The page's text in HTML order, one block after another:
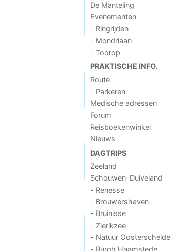
De Manteling
Evenementen
- Ringrijden
- Mondriaan
- Toorop
PRAKTISCHE INFO.
Route
- Parkeren
Medische adressen
Forum
Reisboekenwinkel
Nieuws
DAGTRIPS
Zeeland
Schouwen-Duiveland
- Renesse
- Brouwershaven
- Bruinisse
- Zierikzee
- Natuur Oosterschelde
- Burgh Haamstede